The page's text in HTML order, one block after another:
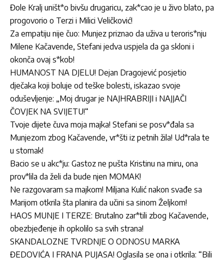
Đole Kralj uništ*o bivšu drugaricu, zak*cao je u živo blato, pa
progovorio o Terzi i Milici Veličković!
Za empatiju nije čuo: Munjez priznao da uživa u teroris*nju
Milene Kačavende, Stefani jedva uspjela da ga skloni i
okonča ovaj s*kob!
HUMANOST NA DJELU! Dejan Dragojević posjetio
dječaka koji boluje od teške bolesti, iskazao svoje
oduševljenje: „Moj drugar je NAJHRABRIJI i NAJJAČI
ČOVJEK NA SVIJETU!“
Tvoje dijete čuva moja majka! Stefani se posv*đala sa
Munjezom zbog Kačavende, vr*šti iz petnih žila! Ud*rala te
u stomak!
Bacio se u akc*ju: Gastoz ne pušta Kristinu na miru, ona
prov*lila da želi da bude njen MOMAK!
Ne razgovaram sa majkom! Miljana Kulić nakon svađe sa
Marijom otkrila šta planira da učini sa sinom Željkom!
HAOS MUNJE I TERZE: Brutalno zar*tili zbog Kačavende,
obezbjeđenje ih opkolilo sa svih strana!
SKANDALOZNE TVRDNJE O ODNOSU MARKA
ĐEDOVIĆA I FRANA PUJASA! Oglasila se ona i otkrila: “Bili